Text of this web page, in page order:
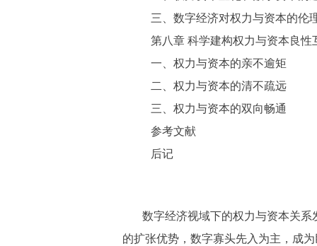
三、数字经济对权力与资本的伦
第八章 科学建构权力与资本良性
一、权力与资本的亲不逾矩
二、权力与资本的清不疏远
三、权力与资本的双向畅通
参考文献
后记
数字经济视域下的权力与资本关
的扩张优势，数字寡头先入为主，成